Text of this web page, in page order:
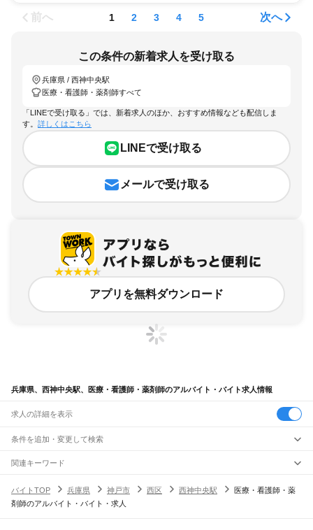
前へ 1 2 3 4 5 次へ
この条件の新着求人を受け取る
兵庫県 / 西神中央駅
医療・看護師・薬剤師すべて
「LINEで受け取る」では、新着求人のほか、おすすめ情報なども配信しま
す。 詳しくはこちら
LINEで受け取る
メールで受け取る
アプリを無料ダウンロード
兵庫県、西神中央駅、医療・看護師・薬剤師のアルバイト・バイト求人情報
求人の詳細を表示
条件を追加・変更して検索
市区町村を追加・変更
兵庫県すべて
神戸市すべて
駅を追加・変更
職種を追加・変更
関連キーワード
バイトTOP
兵庫県 神戸市 西区 西神中央駅
医療・看護師・薬
剤師のアルバイト・バイト・求人